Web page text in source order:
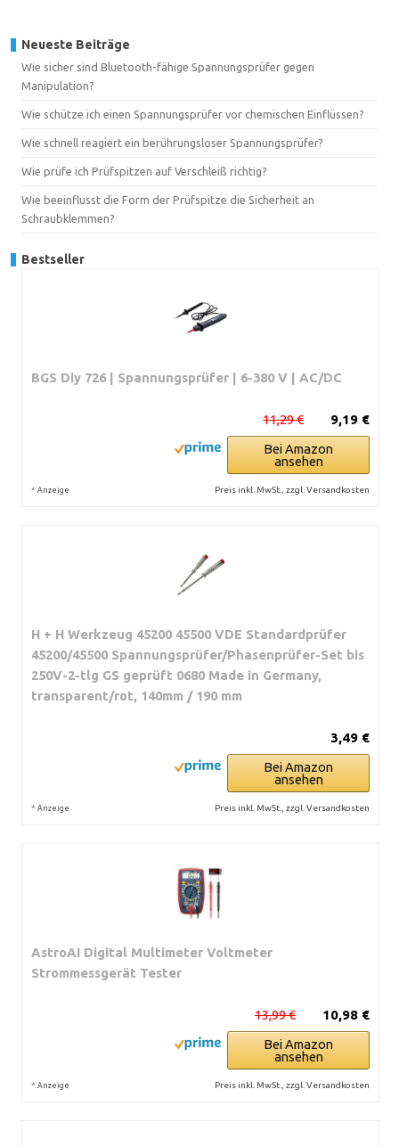
Neueste Beiträge
Wie sicher sind Bluetooth-fähige Spannungsprüfer gegen
Manipulation?
Wie schütze ich einen Spannungsprüfer vor chemischen Einflüssen?
Wie schnell reagiert ein berührungsloser Spannungsprüfer?
Wie prüfe ich Prüfspitzen auf Verschleiß richtig?
Wie beeinflusst die Form der Prüfspitze die Sicherheit an
Schraubklemmen?
Bestseller
BGS Diy 726 | Spannungsprüfer | 6-380 V | AC/DC
9,19 €
11,29 €
Bei Amazon
ansehen
* Anzeige Preis inkl. MwSt., zzgl. Versandkosten
H + H Werkzeug 45200 45500 VDE Standardprüfer
45200/45500 Spannungsprüfer/Phasenprüfer-Set bis
250V-2-tlg GS geprüft 0680 Made in Germany,
transparent/rot, 140mm / 190 mm
3,49 €
Bei Amazon
ansehen
* Anzeige Preis inkl. MwSt., zzgl. Versandkosten
AstroAI Digital Multimeter Voltmeter
Strommessgerät Tester
10,98 €
13,99 €
Bei Amazon
ansehen
* Anzeige Preis inkl. MwSt., zzgl. Versandkosten